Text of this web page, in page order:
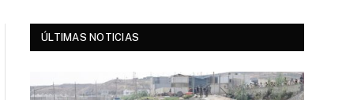
ÚLTIMAS NOTICIAS